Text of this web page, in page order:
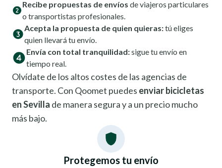
Recibe propuestas de envíos de viajeros particulares
o transportistas profesionales.
Acepta la propuesta de quien quieras:tú eliges
quien llevará tu envío.
Envía con total tranquilidad:sigue tu envío en
tiempo real.
Olvídate de los altos costes de las agencias de
transporte. Con Qoomet puedes enviar bicicletas
en Sevilla de manera segura y a un precio mucho
más bajo.
Protegemos tu envío